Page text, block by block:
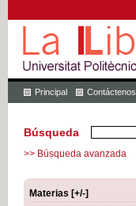
Principal Contáctenos
Búsqueda
>> Búsqueda avanzada
Materias [+/-]